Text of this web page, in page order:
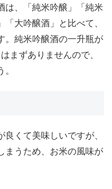
は、「純米吟醸」「純米
大吟醸酒」と比べて、
。純米吟醸酒の一升瓶が
まずありませんので、
くて美味しいですが、
まうため、お米の風味が